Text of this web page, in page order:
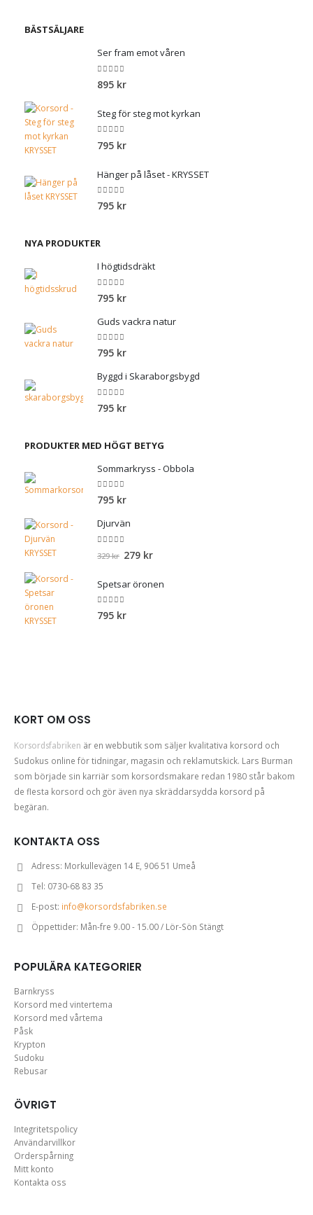
BÄSTSÄLJARE
Ser fram emot våren
0 out of 5
895 kr
Steg för steg mot kyrkan
0out of 5
795 kr
Hänger på låset - KRYSSET
0out of 5
795 kr
NYA PRODUKTER
I högtidsdräkt
0out of 5
795 kr
Guds vackra natur
0out of 5
795 kr
Byggd i Skaraborgsbygd
0out of 5
795 kr
PRODUKTER MED HÖGT BETYG
Sommarkryss - Obbola
0out of 5
795 kr
Djurvän
out of 5
329kr Det
priset
var:
279 krDet
priset
Spetsar öronen
0out of 5
795 kr
KORT OM OSS
Korsordsfabriken är en webbutik som säljer kvalitativa korsord och
Sudokus online för tidningar, magasin och reklamutskick. Lars Burman
som började sin karriär som korsordsmakare redan 1980 står bakom
de flesta korsord och gör även nya skräddarsydda korsord på
begäran.
KONTAKTA OSS
Adress: Morkullevägen 14 E, 906 51 Umeå
Tel: 0730-68 83 35
E-post: info@korsordsfabriken.se
Öppettider: Mån-fre 9.00 - 15.00 / Lör-Sön Stängt
POPULÄRA KATEGORIER
Barnkryss
Korsord med vintertema
Korsord med vårtema
Påsk
Krypton
Sudoku
Rebusar
ÖVRIGT
Integritetspolicy
Användarvillkor
Orderspårning
Mitt konto
Kontakta oss